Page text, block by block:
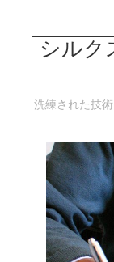
シルク
洗練された技